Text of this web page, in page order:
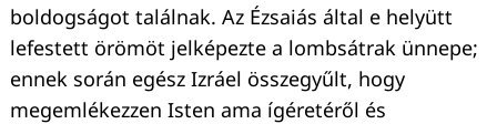
boldogságot találnak. Az Ézsaiás által e helyütt
lefestett örömöt jelképezte a lombsátrak ünnepe;
ennek során egész Izráel összegyűlt, hogy
megemlékezzen Isten ama ígéretéről és